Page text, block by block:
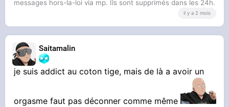
messages hors-la-loi via mp. Ils sont supprimés dans les 24h.
il y a 2 mois
Saitamalin
je suis addict au coton tige, mais de là a avoir un
orgasme faut pas déconner comme même